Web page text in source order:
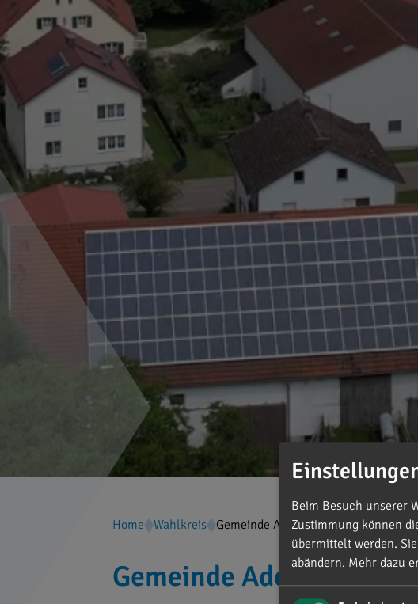
Home Wahlkreis Gemeinde Adelschlag
Gemeinde Adelschlag
Beim Besuch unserer
Zustimmung können
übermittelt werden.
abändern. Mehr dazu